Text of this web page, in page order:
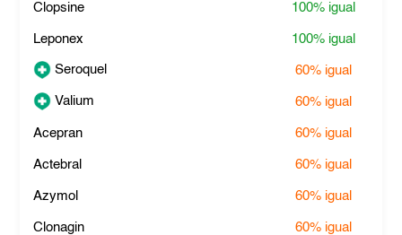
Clopsine 100% igual
Leponex 100% igual
Seroquel 60% igual
Valium 60% igual
Acepran 60% igual
Actebral 60% igual
Azymol 60% igual
Clonagin 60% igual